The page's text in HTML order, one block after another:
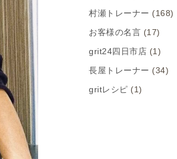
村瀬トレーナー (168)
お客様の名言 (17)
grit24四日市店 (1)
長屋トレーナー (34)
gritレシピ (1)